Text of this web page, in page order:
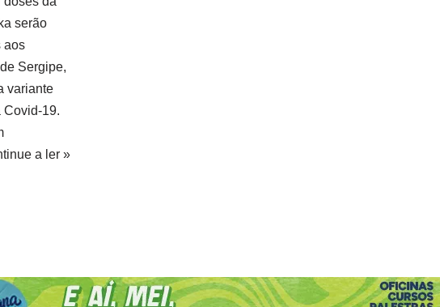
serão
aos
Sergipe,
variante
Covid-19.
a ler »